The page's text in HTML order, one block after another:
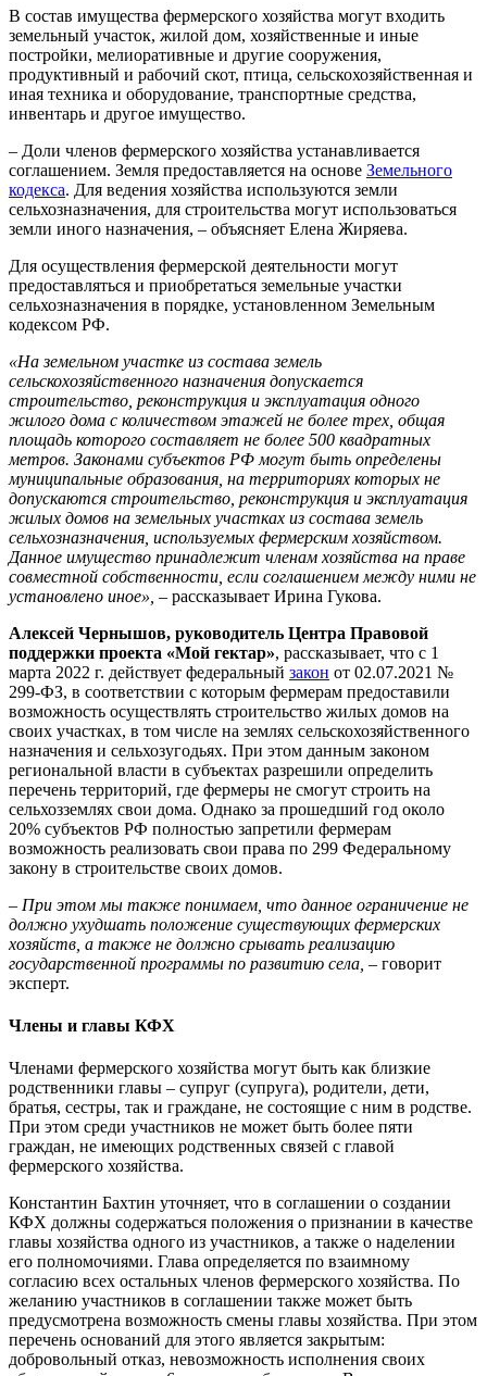
В состав имущества фермерского хозяйства могут входить
земельный участок, жилой дом, хозяйственные и иные
постройки, мелиоративные и другие сооружения,
продуктивный и рабочий скот, птица, сельскохозяйственная и
иная техника и оборудование, транспортные средства,
инвентарь и другое имущество.
– Доли членов фермерского хозяйства устанавливается
соглашением. Земля предоставляется на основе Земельного
кодекса. Для ведения хозяйства используются земли
сельхозназначения, для строительства могут использоваться
земли иного назначения, – объясняет Елена Жиряева.
Для осуществления фермерской деятельности могут
предоставляться и приобретаться земельные участки
сельхозназначения в порядке, установленном Земельным
кодексом РФ.
«На земельном участке из состава земель
сельскохозяйственного назначения допускается
строительство, реконструкция и эксплуатация одного
жилого дома с количеством этажей не более трех, общая
площадь которого составляет не более 500 квадратных
метров. Законами субъектов РФ могут быть определены
муниципальные образования, на территориях которых не
допускаются строительство, реконструкция и эксплуатация
жилых домов на земельных участках из состава земель
сельхозназначения, используемых фермерским хозяйством.
Данное имущество принадлежит членам хозяйства на праве
совместной собственности, если соглашением между ними не
установлено иное», – рассказывает Ирина Гукова.
Алексей Чернышов, руководитель Центра Правовой
поддержки проекта «Мой гектар», рассказывает, что с 1
марта 2022 г. действует федеральный закон от 02.07.2021 №
299-ФЗ, в соответствии с которым фермерам предоставили
возможность осуществлять строительство жилых домов на
своих участках, в том числе на землях сельскохозяйственного
назначения и сельхозугодьях. При этом данным законом
региональной власти в субъектах разрешили определить
перечень территорий, где фермеры не смогут строить на
сельхозземлях свои дома. Однако за прошедший год около
20% субъектов РФ полностью запретили фермерам
возможность реализовать свои права по 299 Федеральному
закону в строительстве своих домов.
– При этом мы также понимаем, что данное ограничение не
должно ухудшать положение существующих фермерских
хозяйств, а также не должно срывать реализацию
государственной программы по развитию села, – говорит
эксперт.
Члены и главы КФХ
Членами фермерского хозяйства могут быть как близкие
родственники главы – супруг (супруга), родители, дети,
братья, сестры, так и граждане, не состоящие с ним в родстве.
При этом среди участников не может быть более пяти
граждан, не имеющих родственных связей с главой
фермерского хозяйства.
Константин Бахтин уточняет, что в соглашении о создании
КФХ должны содержаться положения о признании в качестве
главы хозяйства одного из участников, а также о наделении
его полномочиями. Глава определяется по взаимному
согласию всех остальных членов фермерского хозяйства. По
желанию участников в соглашении также может быть
предусмотрена возможность смены главы хозяйства. При этом
перечень оснований для этого является закрытым:
добровольный отказ, невозможность исполнения своих